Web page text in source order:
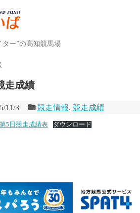
ー”の高知競馬場
走成績
11/3 競走情報,競走成績
5日競走成績表 ダウンロード